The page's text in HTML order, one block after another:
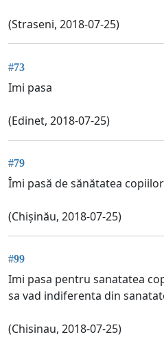
(Straseni, 2018-07-25)
#73
Imi pasa
(Edinet, 2018-07-25)
#79
Îmi pasă de sănătatea
(Chișinău, 2018-07-25)
#99
Imi pasa pentru sanatatea
sa vad indiferenta din
(Chisinau, 2018-07-25)